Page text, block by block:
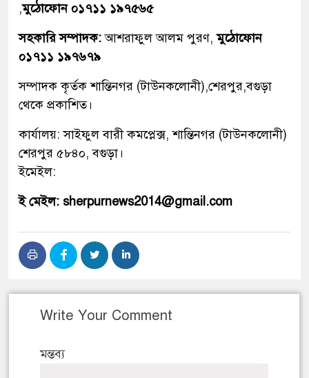
,মুঠোফোন ০১৭১১ ১৯৭৫৬৫
সহকারি সম্পাদক:আশরাফুল আলম পুরণ,মুঠোফোন
০১৭১১ ১৯৭৬৭৯
সম্পাদক কৃর্তক শান্তিনগর (টাউনকলোনী),শেরপুর,বগুড়া
থেকে প্রকাশিত।
কার্যালয়: সাইফুল বারী কমপ্লেক্স, শান্তিনগর (টাউনকলোনী)
শেরপুর ৫৮৪০, বগুড়া।
ইমেইল:
ই মেইল: sherpurnews2014@gmail.com
Write Your Comment
মন্তব্য